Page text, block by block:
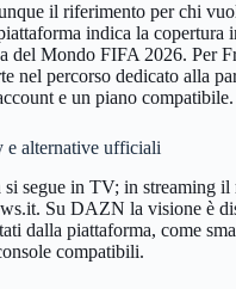
il riferimento per chi
indica la copertura
del Mondo FIFA 2026. Per
nel percorso dedicato alla
e un piano compatibile.
e alternative ufficiali
si segue in TV; in streaming
Su DAZN la visione è
dalla piattaforma, come
compatibili.